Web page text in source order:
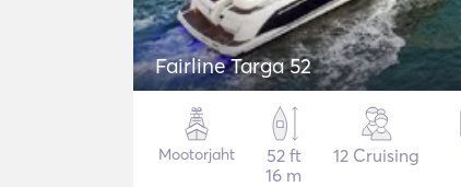
Fairline Targa 52
Mootorjaht
52 ft
16 m
12 Cruising